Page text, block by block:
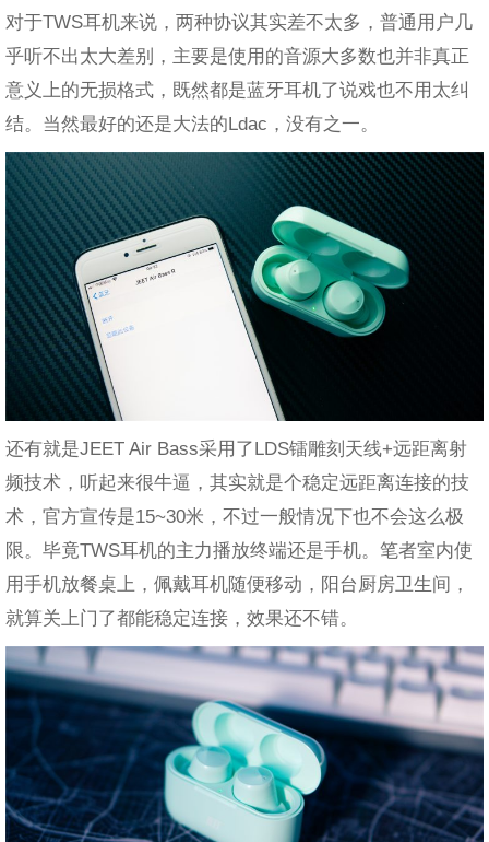
对于TWS耳机来说，两种协议其实差不太多，普通用户几
乎听不出太大差别，主要是使用的音源大多数也并非真正
意义上的无损格式，既然都是蓝牙耳机了说戏也不用太纠
结。当然最好的还是大法的Ldac，没有之一。
还有就是JEET Air Bass采用了LDS镭雕刻天线+远距离射
频技术，听起来很牛逼，其实就是个稳定远距离连接的技
术，官方宣传是15~30米，不过一般情况下也不会这么极
限。毕竟TWS耳机的主力播放终端还是手机。笔者室内使
用手机放餐桌上，佩戴耳机随便移动，阳台厨房卫生间，
就算关上门了都能稳定连接，效果还不错。